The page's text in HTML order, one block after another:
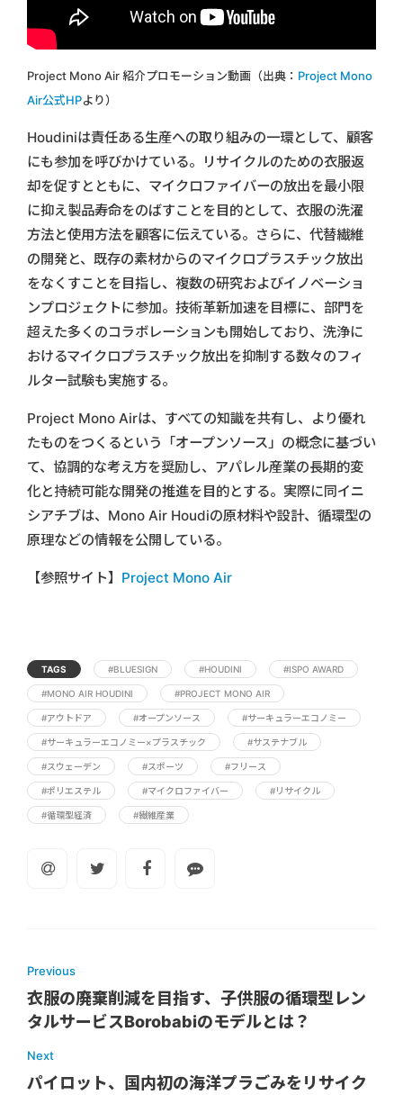
Project Mono Air 紹介プロモーション動画（出典： Project Mono
Air公式HPより）
Houdiniは責任ある生産への取り組みの一環として、顧客
にも参加を呼びかけている。リサイクルのための衣服返
却を促すとともに、マイクロファイバーの放出を最小限
に抑え製品寿命をのばすことを目的として、衣服の洗濯
方法と使用方法を顧客に伝えている。さらに、代替繊維
の開発と、既存の素材からのマイクロプラスチック放出
をなくすことを目指し、複数の研究およびイノベーショ
ンプロジェクトに参加。技術革新加速を目標に、部門を
超えた多くのコラボレーションも開始しており、洗浄に
おけるマイクロプラスチック放出を抑制する数々のフィ
ルター試験も実施する。
Project Mono Airは、すべての知識を共有し、より優れ
たものをつくるという「オープンソース」の概念に基づい
て、協調的な考え方を奨励し、アパレル産業の長期的変
化と持続可能な開発の推進を目的とする。実際に同イニ
シアチブは、Mono Air Houdiの原材料や設計、循環型の
原理などの情報を公開している。
【参照サイト】 Project Mono Air
TAGS #BLUESIGN #HOUDINI #ISPO AWARD
#MONO AIR HOUDINI #PROJECT MONO AIR
#アウトドア #オープンソース #サーキュラーエコノミー
#サーキュラーエコノミー×プラスチック #サステナブル
#スウェーデン #スポーツ #フリース
#ポリエステル #マイクロファイバー #リサイクル
#循環型経済 #繊維産業
Previous
衣服の廃棄削減を目指す、子供服の循環型レン
タルサービスBorobabiのモデルとは？
Next
パイロット、国内初の海洋プラごみをリサイク